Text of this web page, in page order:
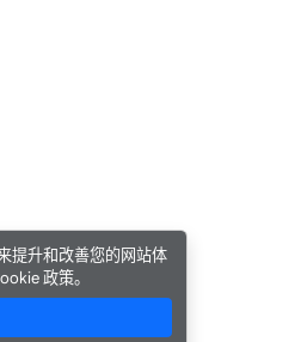
提升和改善您的网站体
政策。